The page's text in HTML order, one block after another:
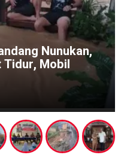
Nunukan,
Tidur, Mobil